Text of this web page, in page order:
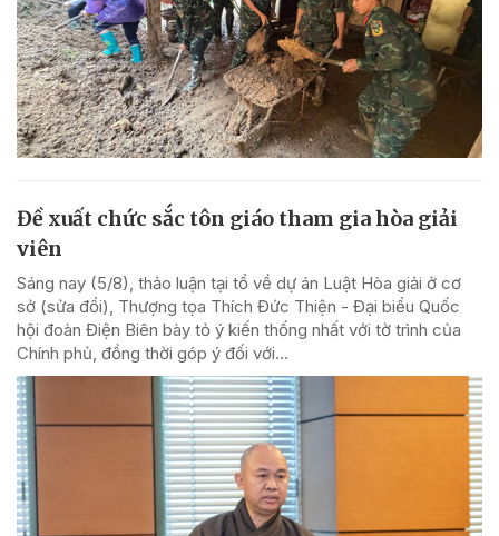
Đề xuất chức sắc tôn giáo tham gia hòa giải
viên
Sáng nay (5/8), thảo luận tại tổ về dự án Luật Hòa giải ở cơ
sở (sửa đổi), Thượng tọa Thích Đức Thiện - Đại biểu Quốc
hội đoàn Điện Biên bày tỏ ý kiến thống nhất với tờ trình của
Chính phủ, đồng thời góp ý đối với...